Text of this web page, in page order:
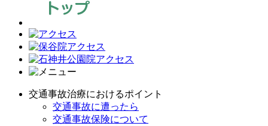
交通事故治療におけるポイント
交通事故に遭ったら
交通事故保険について